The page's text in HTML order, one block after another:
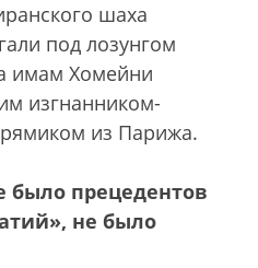
шаха
под лозунгом
имам Хомейни
изгнанником-
из Парижа.
было прецедентов
не было